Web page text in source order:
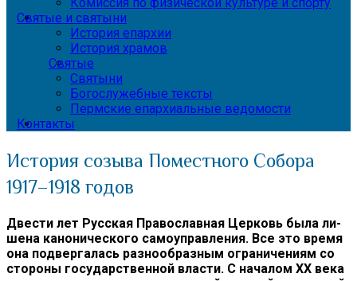
Святые и святыни
История епархии
История храмов
Святые
Святыни
Богослужебные тексты
Пермские епархиальные ведомости
Контакты
История созыва Поместного Собора
1917–1918 годов
Две­сти лет Рус­ская Пра­во­слав­ная Цер­ковь бы­ла ли­
ше­на ка­но­ни­че­ско­го са­мо­управ­ле­ния. Все это вре­мя
она под­вер­га­лась раз­но­об­раз­ным огра­ни­че­ни­ям со
сто­ро­ны го­судар­ствен­ной вла­сти. С на­ча­лом ХХ ве­ка